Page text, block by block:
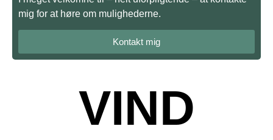
mig for at høre om mulighederne.
Kontakt mig
VIND